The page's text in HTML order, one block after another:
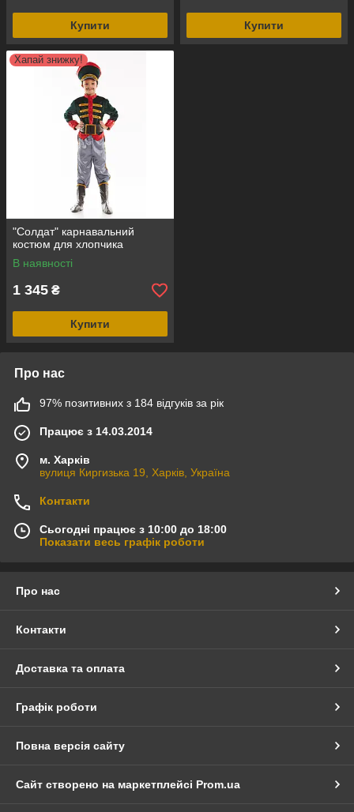
Купити Купити
Хапай знижку!
"Солдат" карнавальний
костюм для хлопчика
В наявності
1 345 ₴
Купити
Про нас
97% позитивних з 184 відгуків за рік
Працює з 14.03.2014
м. Харків
вулиця Киргизька 19, Харків, Україна
Контакти
Сьогодні працює з 10:00 до 18:00
Показати весь графік роботи
Про нас
Контакти
Доставка та оплата
Графік роботи
Повна версія сайту
Сайт створено на маркетплейсі Prom.ua